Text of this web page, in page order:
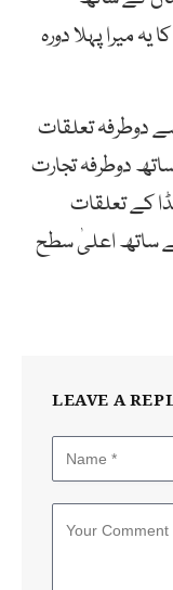
میرا پہلا دورہ
دوطرفہ تعلقات
دوطرفہ تجارت
کے تعلقات
کے ساتھ اعلیٰ سطح
LEAVE A